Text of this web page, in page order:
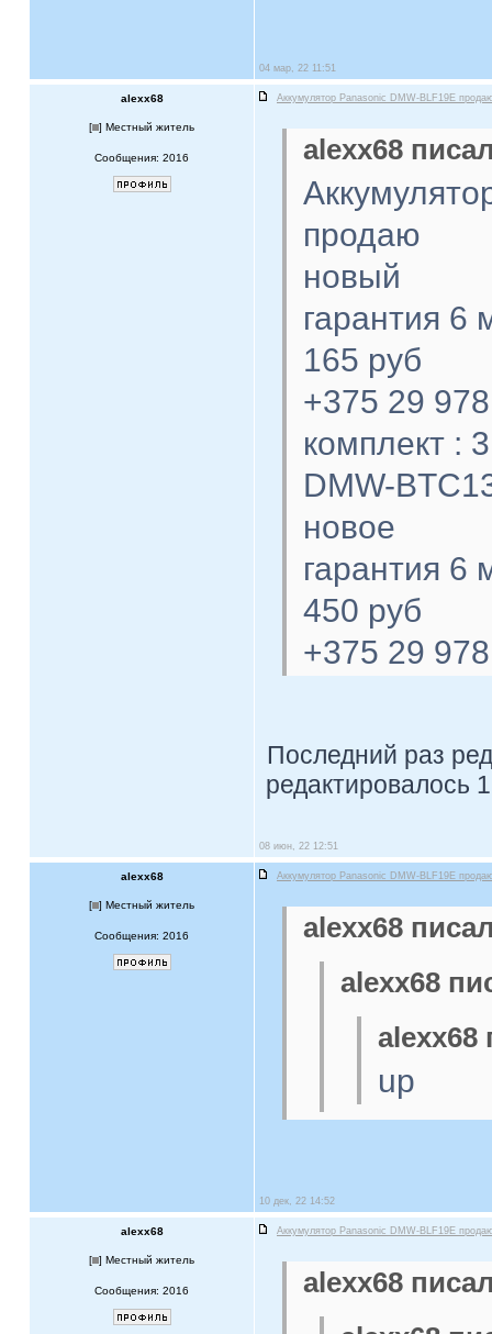
04 мар, 22 11:51
alexx68 Аккумулятор Panasonic DMW-BLF19E
[ ] Местный житель
Сообщения: 2016 alexx68
продаю
новый
гарантия 6
165 руб
+375 29
комплект :
DMW-
новое
гарантия 6
450 руб
+375 29
Последний раз
редактировалось
08 июн, 22 12:51
alexx68 Аккумулятор Panasonic DMW-BLF19E
[ ] Местный житель
Сообщения: 2016
alexx68
alexx68
alexx68
up
10 дек, 22 14:52
alexx68 Аккумулятор Panasonic DMW-BLF19E
[ ] Местный житель
Сообщения: 2016
alexx68